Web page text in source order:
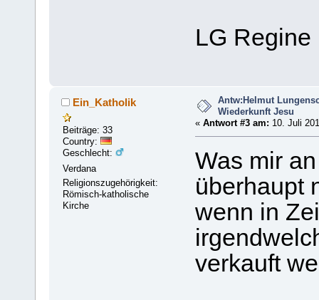
LG Regine
Ein_Katholik
Beiträge: 33
Country:
Geschlecht:
Verdana
Religionszugehörigkeit:
Römisch-katholische
Kirche
Antw:Helmut
Wiederkunft Jesu
« Antwort #3 am: 10. Juli
Was mir
überhaupt
wenn in
verkauft